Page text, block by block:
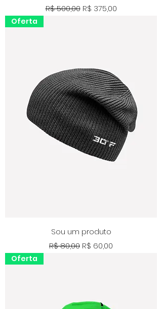
Preço normal
R$ 500,00 Preço promocional
R$ 375,00
Oferta
Sou um produto
Preço normal
R$ 80,00 Preço promocional
R$ 60,00
Oferta